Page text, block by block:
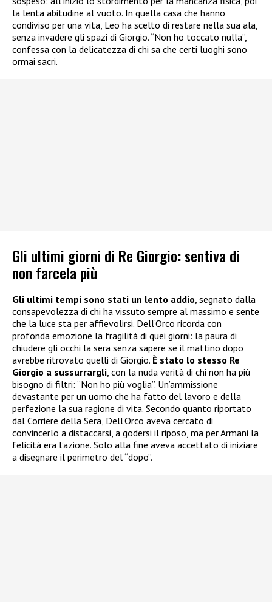
la lenta abitudine al vuoto. In quella casa che hanno
condiviso per una vita, Leo ha scelto di restare nella sua ala,
senza invadere gli spazi di Giorgio. “Non ho toccato nulla”,
confessa con la delicatezza di chi sa che certi luoghi sono
ormai sacri.
Gli ultimi giorni di Re Giorgio: sentiva di
non farcela più
Gli ultimi tempi sono stati un lento addio, segnato dalla
consapevolezza di chi ha vissuto sempre al massimo e sente
che la luce sta per affievolirsi. Dell’Orco ricorda con
profonda emozione la fragilità di quei giorni: la paura di
chiudere gli occhi la sera senza sapere se il mattino dopo
avrebbe ritrovato quelli di Giorgio. È stato lo stesso Re
Giorgio a sussurrargli, con la nuda verità di chi non ha più
bisogno di filtri: “Non ho più voglia”. Un’ammissione
devastante per un uomo che ha fatto del lavoro e della
perfezione la sua ragione di vita. Secondo quanto riportato
dal Corriere della Sera, Dell’Orco aveva cercato di
convincerlo a distaccarsi, a godersi il riposo, ma per Armani la
felicità era l’azione. Solo alla fine aveva accettato di iniziare
a disegnare il perimetro del “dopo”.